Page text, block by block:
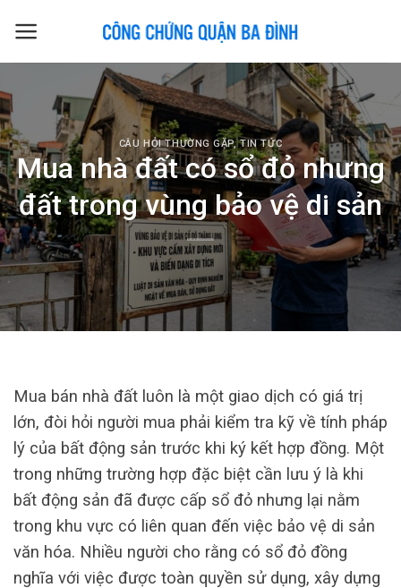
CÂU HỎI THƯỜNG GẶP,TIN TỨC
Mua nhà đất có sổ đỏ nhưng
đất trong vùng bảo vệ di sản
Mua bán nhà đất luôn là một giao dịch có giá trị
lớn, đòi hỏi người mua phải kiểm tra kỹ về tính pháp
lý của bất động sản trước khi ký kết hợp đồng. Một
trong những trường hợp đặc biệt cần lưu ý là khi
bất động sản đã được cấp sổ đỏ nhưng lại nằm
trong khu vực có liên quan đến việc bảo vệ di sản
văn hóa. Nhiều người cho rằng có sổ đỏ đồng
nghĩa với việc được toàn quyền sử dụng, xây dựng